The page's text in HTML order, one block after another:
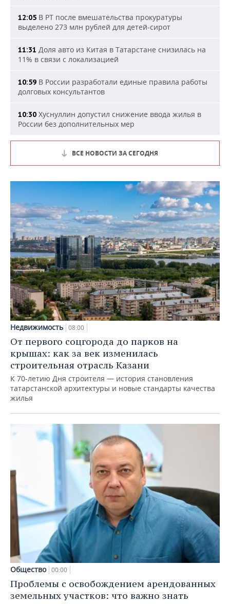
12:05 В РТ после вмешательства прокуратуры
выделено 273 млн рублей для детей-сирот
11:31 Доля авто из Китая в Татарстане снизилась на
11% в связи с локализацией
10:59 В России разработали единые правила работы
долговых консультантов
10:30 Хуснуллин допустил снижение ввода жилья в
России без дополнительных мер
ВСЕ НОВОСТИ ЗА СЕГОДНЯ
Недвижимость 08:00
От первого соцгорода до парков на
крышах: как за век изменилась
строительная отрасль Казани
К 70-летию Дня строителя — история становления
татарстанской архитектуры и новые стандарты качества
жилья
Общество 00:00
Проблемы с освобождением арендованных
земельных участков: что важно знать